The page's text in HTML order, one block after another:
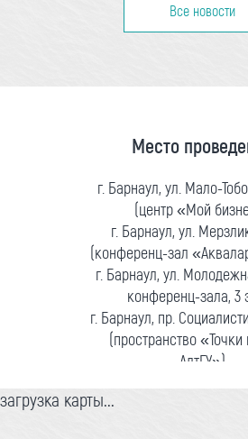
Все новости
Место
г. Барнаул, ул. Мало-
(центр «Мой
г. Барнаул, ул.
(конференц-зал
г. Барнаул, ул.
конференц-зала, 3
г. Барнаул, пр.
(пространство «Точки
АлтГУ»)
загрузка карты...